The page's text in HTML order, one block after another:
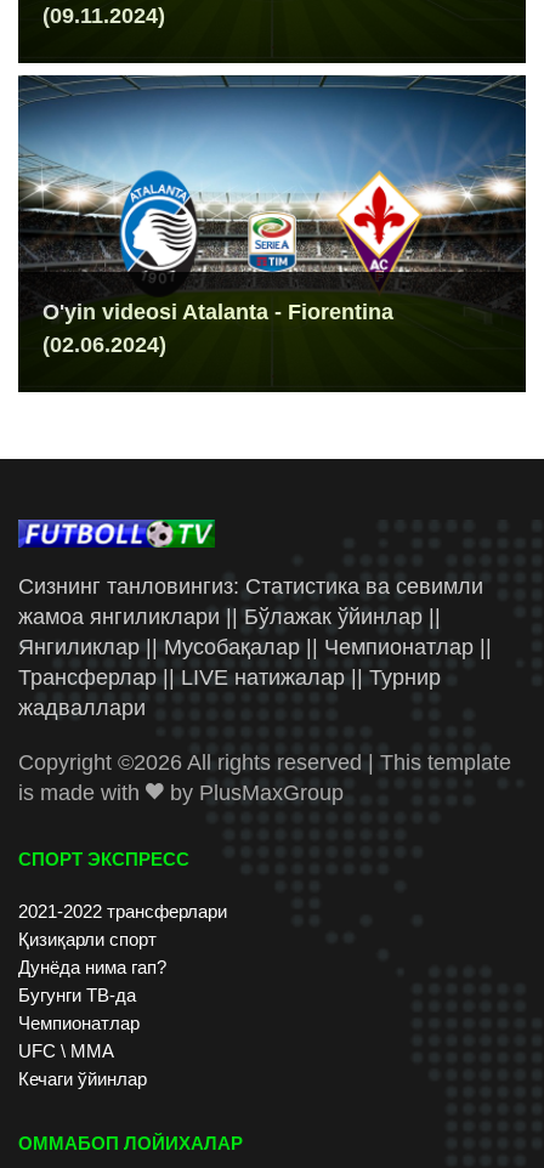
(09.11.2024)
O'yin videosi Atalanta - Fiorentina
(02.06.2024)
Сизнинг танловингиз: Статистика ва севимли
жамоа янгиликлари || Бўлажак ўйинлар ||
Янгиликлар || Мусобақалар || Чемпионатлар ||
Трансферлар || LIVE натижалар || Турнир
жадваллари
Copyright ©2026 All rights reserved | This template
is made with
by PlusMaxGroup
СПОРТ ЭКСПРЕСС
2021-2022 трансферлари
Қизиқарли спорт
Дунёда нима гап?
Бугунги ТВ-да
Чемпионатлар
UFC \ ММА
Кечаги ўйинлар
ОММАБОП ЛОЙИХАЛАР